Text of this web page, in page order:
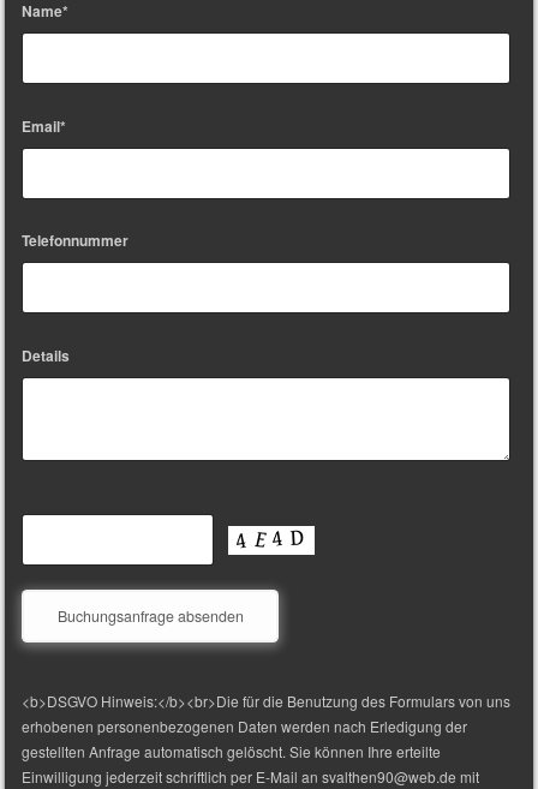
Name*
Email*
Telefonnummer
Details
<b>DSGVO Hinweis:</b><br>Die für die Benutzung des Formulars von uns
erhobenen personenbezogenen Daten werden nach Erledigung der
gestellten Anfrage automatisch gelöscht. Sie können Ihre erteilte
Einwilligung jederzeit schriftlich per E-Mail an svalthen90@web.de mit